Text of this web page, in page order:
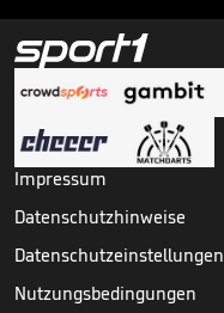
Impressum
Datenschutzhinweise
Datenschutzeinstellungen
Nutzungsbedingungen